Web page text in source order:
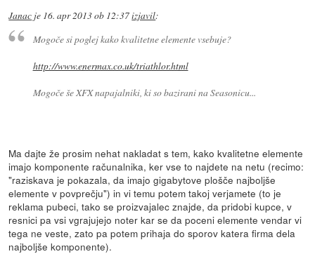
Janac je 16. apr 2013 ob 12:37izjavil:
Mogoče si poglej kako kvalitetne elemente vsebuje?
http://www.enermax.co.uk/triathlor.html
Mogoče še XFX napajalniki, ki so bazirani na Seasonicu...
Ma dajte že prosim nehat nakladat s tem, kako kvalitetne elemente
imajo komponente računalnika, ker vse to najdete na netu (recimo:
"raziskava je pokazala, da imajo gigabytove plošče najboljše
elemente v povprečju") in vi temu potem takoj verjamete (to je
reklama pubeci, tako se proizvajalec znajde, da pridobi kupce, v
resnici pa vsi vgrajujejo noter kar se da poceni elemente vendar vi
tega ne veste, zato pa potem prihaja do sporov katera firma dela
najboljše komponente).